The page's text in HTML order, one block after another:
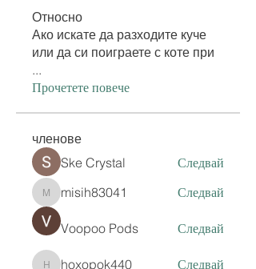
Относно
Ако искате да разходите куче
или да си поиграете с коте при
...
Прочетете повече
членове
Ske Crystal Следвай
misih83041
misih83041 Следвай
Voopoo Pods Следвай
hoxopok440 Следвай